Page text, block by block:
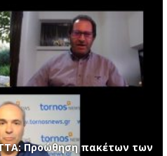
Προώθηση πακέτων των